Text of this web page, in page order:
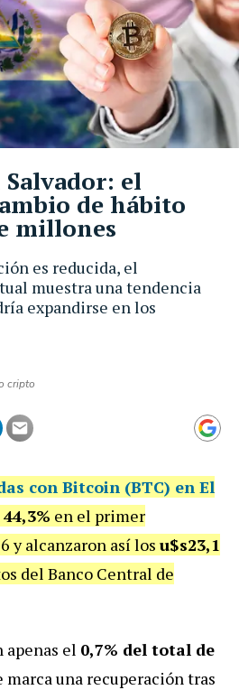
es reducida, el
muestra una tendencia
expandirse en los
cripto
el
de hábito
millones
con Bitcoin (BTC) en El
44,3% en el primer
y alcanzaron así los u$s23,1
del Banco Central de
el 0,7% del total de
marca una recuperación tras